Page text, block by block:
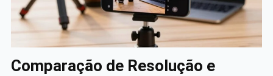
Comparação de Resolução e